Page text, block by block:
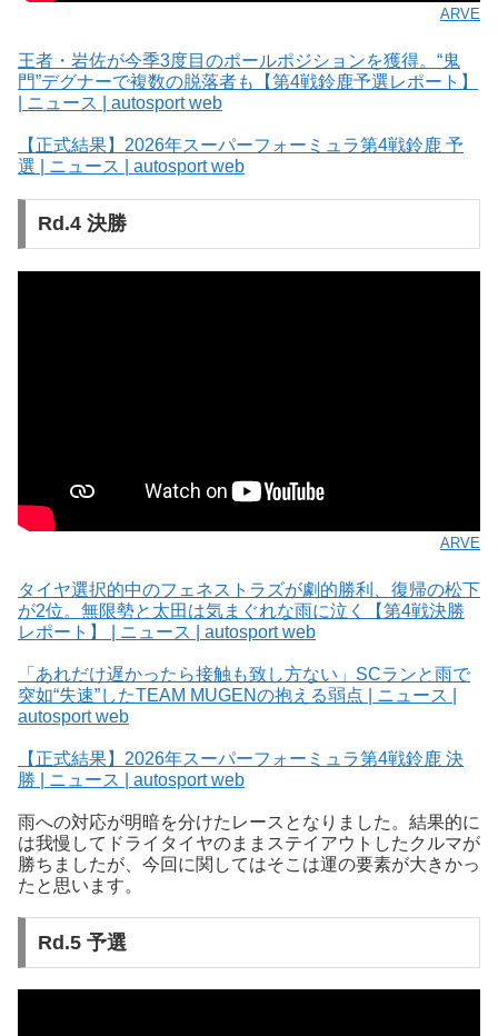
ARVE
王者・岩佐が今季3度目のポールポジションを獲得。“鬼
門”デグナーで複数の脱落者も【第4戦鈴鹿予選レポート】
| ニュース | autosport web
【正式結果】2026年スーパーフォーミュラ第4戦鈴鹿 予
選 | ニュース | autosport web
Rd.4 決勝
ARVE
タイヤ選択的中のフェネストラズが劇的勝利、復帰の松下
が2位。無限勢と太田は気まぐれな雨に泣く【第4戦決勝
レポート】 | ニュース | autosport web
「あれだけ遅かったら接触も致し方ない」SCランと雨で
突如“失速”したTEAM MUGENの抱える弱点 | ニュース |
autosport web
【正式結果】2026年スーパーフォーミュラ第4戦鈴鹿 決
勝 | ニュース | autosport web
雨への対応が明暗を分けたレースとなりました。結果的に
は我慢してドライタイヤのままステイアウトしたクルマが
勝ちましたが、今回に関してはそこは運の要素が大きかっ
たと思います。
Rd.5 予選